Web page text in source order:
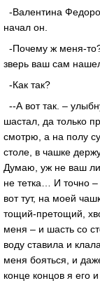
-Валентина
начал он.
-Почему ж меня-
зверь ваш сам
-Как так?
--А вот так. –
шастал, да только
смотрю, а на полу
столе, в чашке
Думаю, уж не ваш ли
не тетка… И точно
вот тут, на моей
тощий-претощий,
меня – и шасть со
воду ставила и
меня бояться, и
конце концов я его